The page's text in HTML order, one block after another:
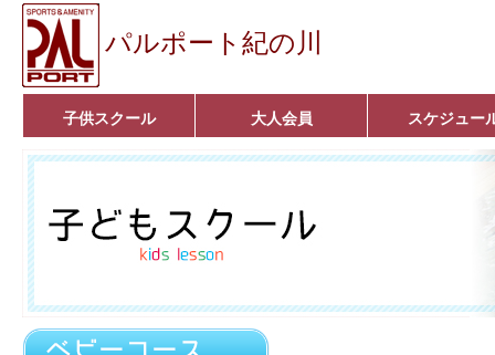
パルポート紀の川
子供スクール
ベビーコース
幼児コース
小学生コース
育成コース
選手コース
キッズパーク(体操教室)
子どもダンス教室
■入会案内■
大人会員
アクア悠々クラブ
いきいきコース
■入会案内■
スケジュー